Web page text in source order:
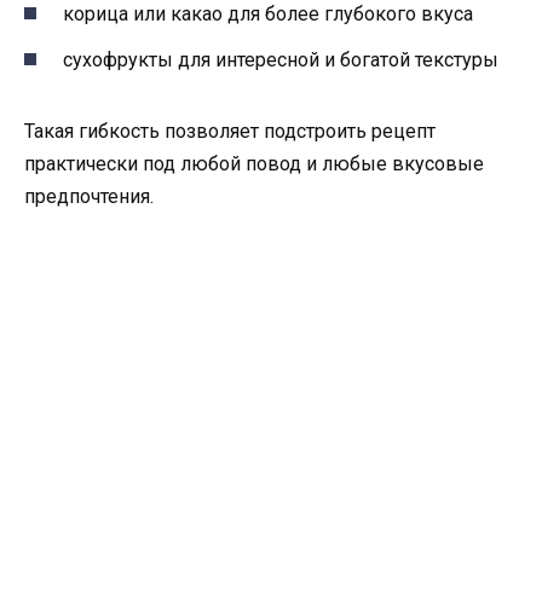
корица или какао для более глубокого вкуса
сухофрукты для интересной и богатой текстуры
Такая гибкость позволяет подстроить рецепт
практически под любой повод и любые вкусовые
предпочтения.